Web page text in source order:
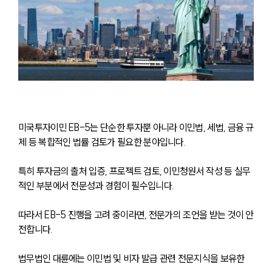
미국투자이민 EB-5는 단순한 투자뿐 아니라 이민법, 세법, 금융 규
제 등 복합적인 법률 검토가 필요한 분야입니다.
특히 투자금의 출처 입증, 프로젝트 검토, 이민청원서 작성 등 실무
적인 부분에서 전문성과 경험이 필수입니다.
따라서 EB-5 진행을 고려 중이라면, 전문가의 조언을 받는 것이 안
전합니다.
법무법인 대륜에는 이민법 및 비자 발급 관련 전문지식을 보유한